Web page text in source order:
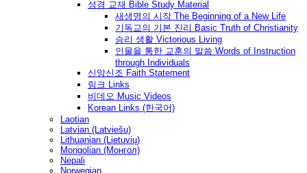
성경 교재 Bible Study Material
새생명의 시작 The Beginning of a New Life
기독교의 기본 진리 Basic Truth of Christianity
승리 생활 Victorious Living
인물을 통한 교훈의 말씀 Words of Instruction
through Individuals
신앙신조 Faith Statement
링크 Links
비데오 Music Videos
Korean Links (한국어)
Laotian
Latvian (Latviešu)
Lithuanian (Lietuvių)
Mongolian (Монгол)
Nepali
Norwegian